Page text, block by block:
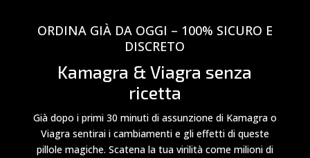
ORDINA GIÀ DA OGGI – 100% SICURO E
DISCRETO
Kamagra & Viagra senza
ricetta
Già dopo i primi 30 minuti di assunzione di Kamagra o
Viagra sentirai i cambiamenti e gli effetti di queste
pillole magiche. Scatena la tua virilità come milioni di